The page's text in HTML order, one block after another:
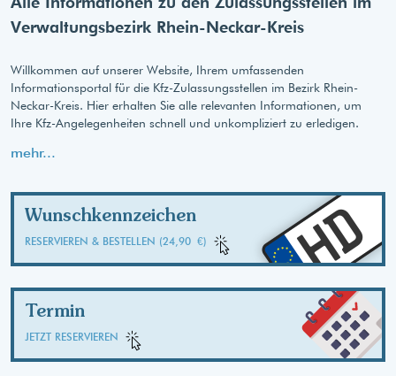
Verwaltungsbezirk Rhein-Neckar-Kreis
Willkommen auf unserer Website, Ihrem umfassenden
Informationsportal für die Kfz-Zulassungsstellen im Bezirk Rhein-
Neckar-Kreis. Hier erhalten Sie alle relevanten Informationen, um
Ihre Kfz-Angelegenheiten schnell und unkompliziert zu erledigen.
mehr...
Wunschkennzeichen
RESERVIEREN & BESTELLEN (24,90 €) HD
Termin
JETZT RESERVIEREN